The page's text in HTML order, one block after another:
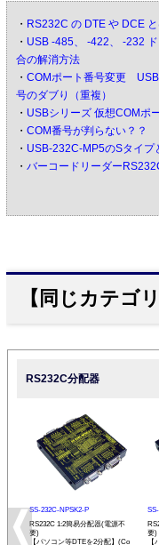
・ RS232C の DTE や DCE
・ USB -485、 -422、 -232
合の解消方法
・ COMポート番号変更 USB
号のダブり（重複）
・ USBシリーズ 仮想COMポ
・ COM番号が判らない？？
・ USB-232C-MP5のSタイプ
・ バーコードリーダー
【同じカテゴ
RS232C分配器
SS-232C-NPSK2-P
RS232C 1:2簡易分配器(電源不
要)
【パソコン等DTEを2分配】(Co
要)